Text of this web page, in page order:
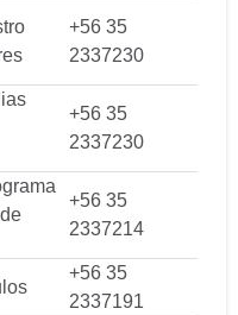
+56 35
2337230
+56 35
2337230
+56 35
2337214
+56 35
2337191